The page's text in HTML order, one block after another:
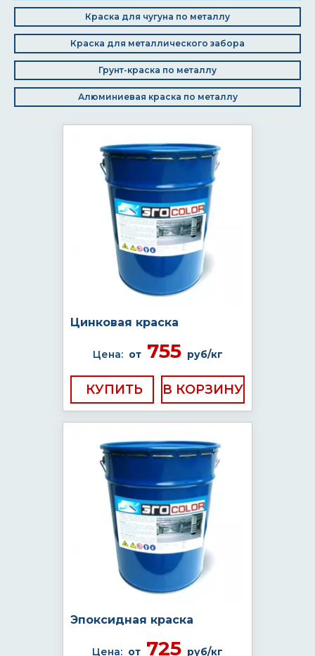
Краска для чугуна по металлу
Краска для металлического забора
Грунт-краска по металлу
Алюминиевая краска по металлу
Цинковая краска
Цена: от755 руб/кг
КУПИТЬ
Эпоксидная краска
Цена: от 725 руб/кг